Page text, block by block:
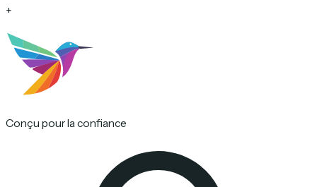
+
Conçu pour la confiance